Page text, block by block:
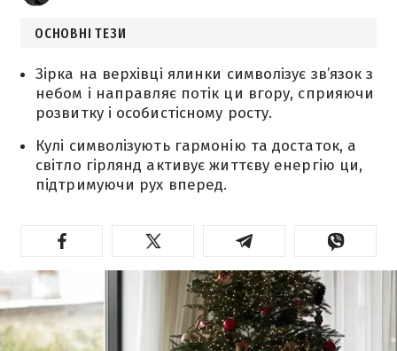
ОСНОВНІ ТЕЗИ
Зірка на верхівці ялинки символізує зв’язок з
небом і направляє потік ци вгору, сприяючи
розвитку і особистісному росту.
Кулі символізують гармонію та достаток, а
світло гірлянд активує життєву енергію ци,
підтримуючи рух вперед.